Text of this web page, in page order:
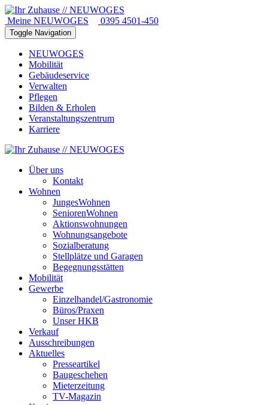
Meine NEUWOGES 0395 4501-450
Toggle Navigation
NEUWOGES
Mobilität
Gebäudeservice
Verwalten
Pflegen
Bilden & Erholen
Veranstaltungszentrum
Karriere
Über uns
Kontakt
Wohnen
JungesWohnen
SeniorenWohnen
Aktionswohnungen
Wohnungsangebote
Sozialberatung
Stellplätze und Garagen
Begegnungsstätten
Mobilität
Gewerbe
Einzelhandel/Gastronomie
Büros/Praxen
Unser HKB
Verkauf
Ausschreibungen
Aktuelles
Presseartikel
Baugeschehen
Mieterzeitung
TV-Magazin